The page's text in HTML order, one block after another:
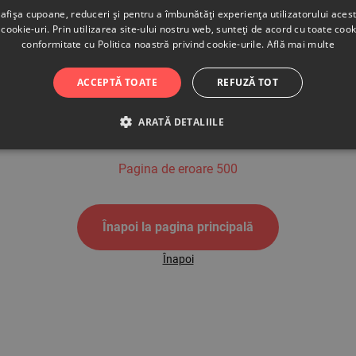
500
Pagina de eroare 500
Înapoi la pagina principală
Înapoi
cupoane, reduceri și pentru a îmbunătăți experiența utilizatorului
uri. Prin utilizarea site-ului nostru web, sunteți de acord cu toate
conformitate cu Politica noastră privind cookie-urile. Află mai multe
ACCEPTĂ TOATE REFUZĂ TOT
ARATĂ DETALIILE